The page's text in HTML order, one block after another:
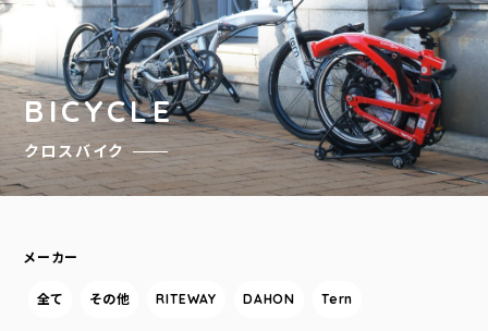
BICYCLE
クロスバイク
メーカー
全て その他 RITEWAY DAHON Tern